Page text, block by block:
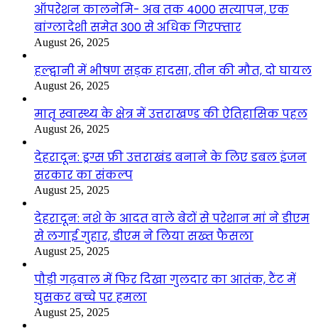
ऑपरेशन कालनेमि- अब तक 4000 सत्यापन, एक
बांग्लादेशी समेत 300 से अधिक गिरफ्तार
August 26, 2025
हल्द्वानी में भीषण सड़क हादसा, तीन की मौत, दो घायल
August 26, 2025
मातृ स्वास्थ्य के क्षेत्र में उत्तराखण्ड की ऐतिहासिक पहल
August 26, 2025
देहरादून: ड्रग्स फ्री उत्तराखंड बनाने के लिए डबल इंजन
सरकार का संकल्प
August 25, 2025
देहरादून: नशे के आदत वाले बेटों से परेशान मां ने डीएम
से लगाई गुहार, डीएम ने लिया सख्त फैसला
August 25, 2025
पौड़ी गढ़वाल में फिर दिखा गुलदार का आतंक, टैंट में
घुसकर बच्चे पर हमला
August 25, 2025